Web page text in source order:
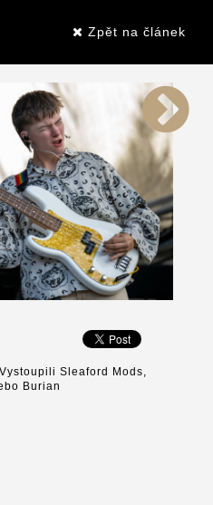
Zpět na článek
Sleaford Mods,
Burian